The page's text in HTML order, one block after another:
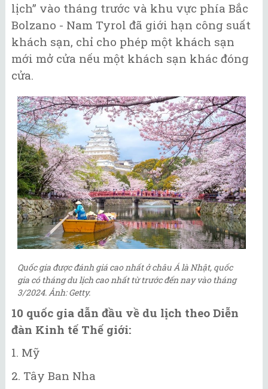
lịch” vào tháng trước và khu vực phía Bắc
Bolzano - Nam Tyrol đã giới hạn công suất
khách sạn, chỉ cho phép một khách sạn
mới mở cửa nếu một khách sạn khác đóng
cửa.
Quốc gia được đánh giá cao nhất ở châu Á là Nhật, quốc
gia có tháng du lịch cao nhất từ ​​trước đến nay vào tháng
3/2024. Ảnh: Getty.
10 quốc gia dẫn đầu về du lịch theo Diễn
đàn Kinh tế Thế giới:
1. Mỹ
2. Tây Ban Nha